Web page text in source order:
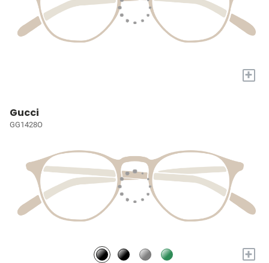
+
Gucci
GG1428O
+